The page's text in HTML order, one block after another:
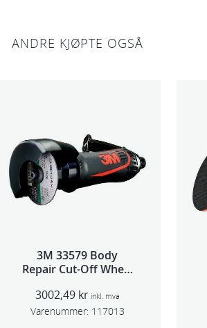
t
ANDRE KJØPTE OGSÅ
3M 33579 Body
Repair Cut-Off Wheel
3002,49 kr inkl. mva
Varenummer: 117013